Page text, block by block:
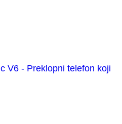
V6 - Preklopni telefon koji